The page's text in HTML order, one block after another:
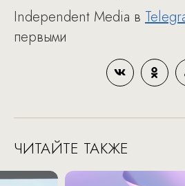
Independent Media в
первыми
ЧИТАЙТЕ ТАКЖЕ